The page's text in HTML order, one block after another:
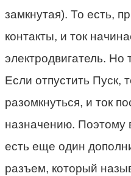
замкнутая). То есть,
контакты, и ток
электродвигатель. Но
Если отпустить Пуск,
разомкнуться, и ток
назначению. Поэтому
есть еще один
разъем, который